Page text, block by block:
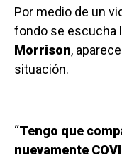
Por medio de un
fondo se escucha
Morrison,
situación.
“Tengo que
nuevamente